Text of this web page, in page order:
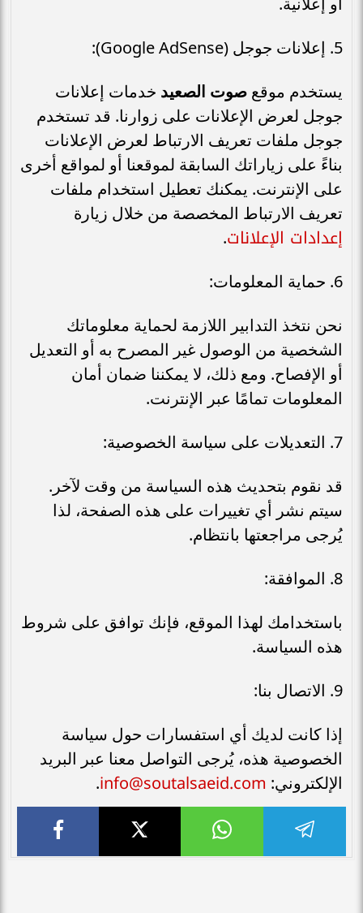
5. إعلانات جوجل (Google AdSense):
يستخدم موقع صوت الصعيد خدمات إعلانات
جوجل لعرض الإعلانات على زوارنا. قد تستخدم
جوجل ملفات تعريف الارتباط لعرض الإعلانات
بناءً على زياراتك السابقة لموقعنا أو لمواقع أخرى
على الإنترنت. يمكنك تعطيل استخدام ملفات
تعريف الارتباط المخصصة من خلال زيارة
إعدادات الإعلانات.
6. حماية المعلومات:
نحن نتخذ التدابير اللازمة لحماية معلوماتك
الشخصية من الوصول غير المصرح به أو التعديل
أو الإفصاح. ومع ذلك، لا يمكننا ضمان أمان
المعلومات تمامًا عبر الإنترنت.
7. التعديلات على سياسة الخصوصية:
قد نقوم بتحديث هذه السياسة من وقت لآخر.
سيتم نشر أي تغييرات على هذه الصفحة، لذا
يُرجى مراجعتها بانتظام.
8. الموافقة:
باستخدامك لهذا الموقع، فإنك توافق على شروط
هذه السياسة.
9. الاتصال بنا:
إذا كانت لديك أي استفسارات حول سياسة
الخصوصية هذه، يُرجى التواصل معنا عبر البريد
الإلكتروني: info@soutalsaeid.com
.